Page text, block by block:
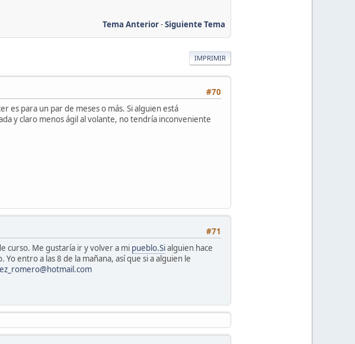
Tema Anterior-Siguiente Tema
IMPRIMIR
#70
es para un par de meses o más. Si alguien está
y claro menos ágil al volante, no tendría inconveniente
#71
curso. Me gustaría ir y volver a mi pueblo.Sialguien hace
entro a las 8 de la mañana, así que si a alguien le